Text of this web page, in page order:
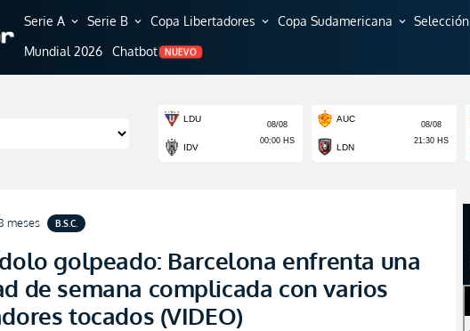
Serie A expand_more Serie B expand_more Copa Libertadores expand_more Copa Sudamericana expand_more Selección
Mundial 2026 Chatbot NUEVO
meses B.S.C.
golpeado: Barcelona enfrenta una
de semana complicada con varios
tocados (VIDEO)